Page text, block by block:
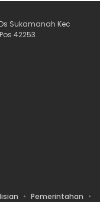
Sukamanah Kec
42253
Pemerintahan